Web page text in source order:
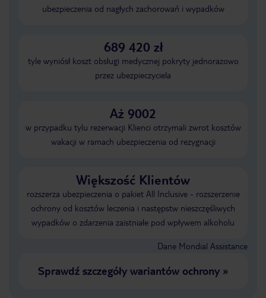
ubezpieczenia od nagłych zachorowań i wypadków
689 420 zł
tyle wyniósł koszt obsługi medycznej pokryty jednorazowo
przez ubezpieczyciela
Aż 9002
w przypadku tylu rezerwacji Klienci otrzymali zwrot kosztów
wakacji w ramach ubezpieczenia od rezygnacji
Większość Klientów
rozszerza ubezpieczenia o pakiet All Inclusive - rozszerzenie
ochrony od kosztów leczenia i następstw nieszczęśliwych
wypadków o zdarzenia zaistniałe pod wpływem alkoholu
Dane Mondial Assistance
Sprawdź szczegóły wariantów ochrony»